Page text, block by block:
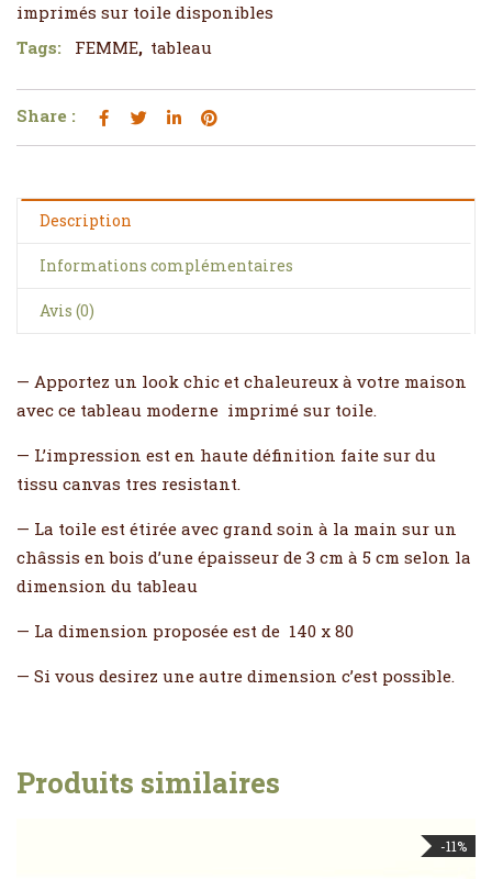
imprimés sur toile disponibles
Tags:
FEMME, tableau
Share :
Description
Informations complémentaires
Avis (0)
— Apportez un look chic et chaleureux à votre maison
avec ce tableau moderne imprimé sur toile.
— L’impression est en haute définition faite sur du
tissu canvas tres resistant.
— La toile est étirée avec grand soin à la main sur un
châssis en bois d’une épaisseur de 3 cm à 5 cm selon la
dimension du tableau
— La dimension proposée est de 140 x 80
— Si vous desirez une autre dimension c’est possible.
Produits similaires
-11%